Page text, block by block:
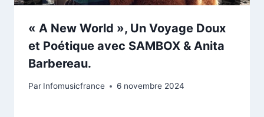
« A New World », Un Voyage Doux
et Poétique avec SAMBOX & Anita
Barbereau.
Par Infomusicfrance 6 novembre 2024